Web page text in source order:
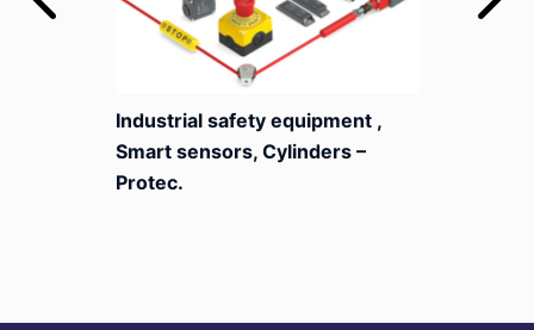
Industrial safety equipment ,
Smart sensors, Cylinders –
Protec.